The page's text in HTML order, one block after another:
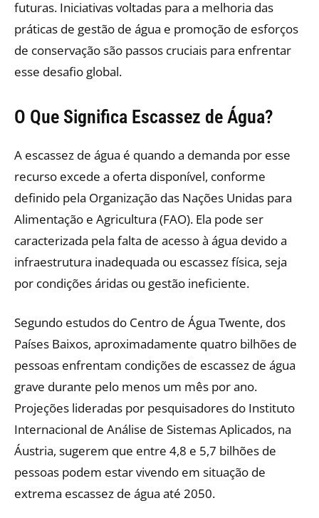
futuras. Iniciativas voltadas para a melhoria das
práticas de gestão de água e promoção de esforços
de conservação são passos cruciais para enfrentar
esse desafio global.
O Que Significa Escassez de Água?
A escassez de água é quando a demanda por esse
recurso excede a oferta disponível, conforme
definido pela Organização das Nações Unidas para
Alimentação e Agricultura (FAO). Ela pode ser
caracterizada pela falta de acesso à água devido a
infraestrutura inadequada ou escassez física, seja
por condições áridas ou gestão ineficiente.
Segundo estudos do Centro de Água Twente, dos
Países Baixos, aproximadamente quatro bilhões de
pessoas enfrentam condições de escassez de água
grave durante pelo menos um mês por ano.
Projeções lideradas por pesquisadores do Instituto
Internacional de Análise de Sistemas Aplicados, na
Áustria, sugerem que entre 4,8 e 5,7 bilhões de
pessoas podem estar vivendo em situação de
extrema escassez de água até 2050.